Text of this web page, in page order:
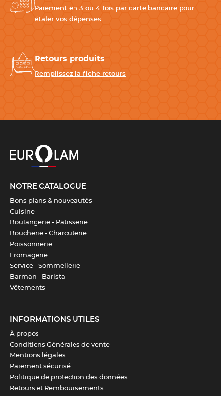
Paiement en 3 ou 4 fois par carte bancaire pour
étaler vos dépenses
Retours produits
Remplissez la fiche retours
NOTRE CATALOGUE
Bons plans & nouveautés
Cuisine
Boulangerie - Pâtisserie
Boucherie - Charcuterie
Poissonnerie
Fromagerie
Service - Sommellerie
Barman - Barista
Vêtements
INFORMATIONS UTILES
À propos
Conditions Générales de vente
Mentions légales
Paiement sécurisé
Politique de protection des données
Retours et Remboursements